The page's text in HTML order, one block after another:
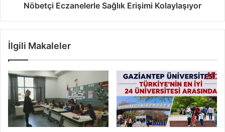
e
ç
l
S
Nöbetçi Eczanelerle Sağlık Erişimi Kolaylaşıyor
İlgili Makaleler